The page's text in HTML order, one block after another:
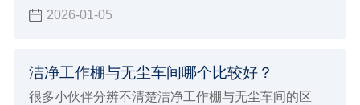
喷雾正确用，了解正确的使用领域，也可以对照一下
2026-01-05
洁净工作棚与无尘车间哪个比较好？
很多小伙伴分辨不清楚洁净工作棚与无尘车间的区